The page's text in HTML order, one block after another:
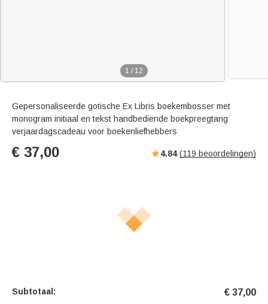
1 / 12
Gepersonaliseerde gotische Ex Libris boekembosser met
monogram initiaal en tekst handbediende boekpreegtang
verjaardagscadeau voor boekenliefhebbers
€ 37,00 4.84 (119 beoordelingen)
Subtotaal: € 37,00